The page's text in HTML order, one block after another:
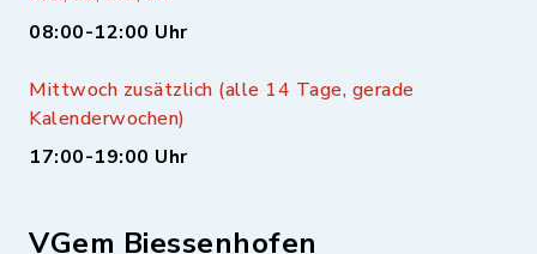
08:00-12:00 Uhr
Mittwoch zusätzlich (alle 14 Tage, gerade
Kalenderwochen)
17:00-19:00 Uhr
VGem Biessenhofen